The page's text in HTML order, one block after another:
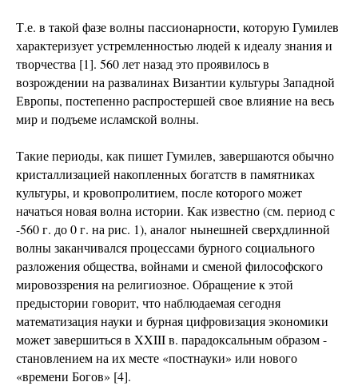
Т.е. в такой фазе волны пассионарности, которую Гумилев
характеризует устремленностью людей к идеалу знания и
творчества [1]. 560 лет назад это проявилось в
возрождении на развалинах Византии культуры Западной
Европы, постепенно распростершей свое влияние на весь
мир и подъеме исламской волны.
Такие периоды, как пишет Гумилев, завершаются обычно
кристаллизацией накопленных богатств в памятниках
культуры, и кровопролитием, после которого может
начаться новая волна истории. Как известно (см. период с
-560 г. до 0 г. на рис. 1), аналог нынешней сверхдлинной
волны заканчивался процессами бурного социального
разложения общества, войнами и сменой философского
мировоззрения на религиозное. Обращение к этой
предыстории говорит, что наблюдаемая сегодня
математизация науки и бурная цифровизация экономики
может завершиться в XXIII в. парадоксальным образом -
становлением на их месте «постнауки» или нового
«времени Богов» [4].